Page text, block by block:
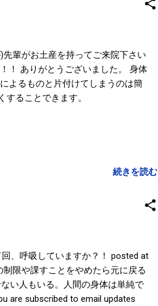
輩がお土産を持ってご来院下さい
！ ありがとうございました。 身体
よるものと片付けてしまうのは簡
ることできます。
続きを読む
、呼吸していますか？！ posted at
限や課すことをやめたら元に戻る
い人もいる。人間の身体は単純で
are subscribed to email updates